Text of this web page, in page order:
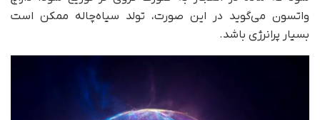
واتسون می‌گوید در این صورت، تولد سیاه‌چاله ممکن است
بسیار پرانرژی باشد.